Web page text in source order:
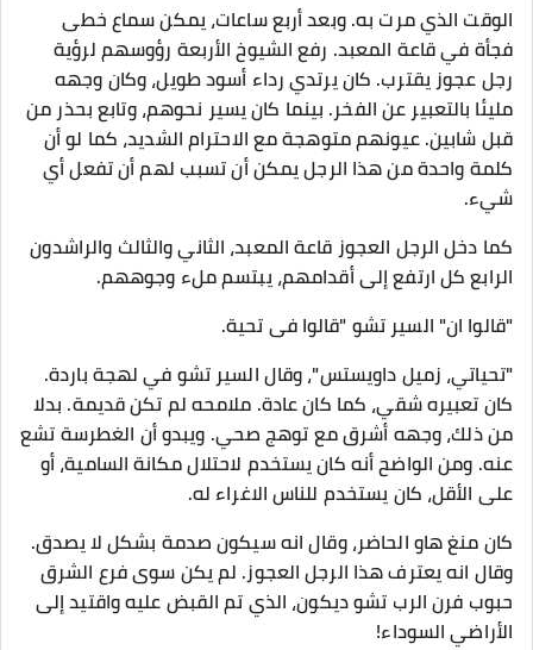
الوقت الذي مرت به. وبعد أربع ساعات، يمكن سماع خطى
فجأة في قاعة المعبد. رفع الشيوخ الأربعة رؤوسهم لرؤية
رجل عجوز يقترب. كان يرتدي رداء أسود طويل، وكان وجهه
مليئا بالتعبير عن الفخر. بينما كان يسير نحوهم، وتابع بحذر من
قبل شابين. عيونهم متوهجة مع الاحترام الشديد، كما لو أن
كلمة واحدة من هذا الرجل يمكن أن تسبب لهم أن تفعل أي
شيء.
كما دخل الرجل العجوز قاعة المعبد، الثاني والثالث والراشدون
الرابع كل ارتفع إلى أقدامهم، يبتسم ملء وجوههم.
"قالوا ان" السير تشو "قالوا فى تحية.
"تحياتي، زميل داويستس"، وقال السير تشو في لهجة باردة.
كان تعبيره شقي، كما كان عادة. ملامحه لم تكن قديمة. بدلا
من ذلك، وجهه أشرق مع توهج صحي. ويبدو أن الغطرسة تشع
عنه. ومن الواضح أنه كان يستخدم لاحتلال مكانة السامية، أو
على الأقل، كان يستخدم للناس الاغراء له.
كان منغ هاو الحاضر، وقال انه سيكون صدمة بشكل لا يصدق.
وقال انه يعترف هذا الرجل العجوز. لم يكن سوى فرع الشرق
حبوب فرن الرب تشو ديكون، الذي تم القبض عليه واقتيد إلى
الأراضي السوداء!